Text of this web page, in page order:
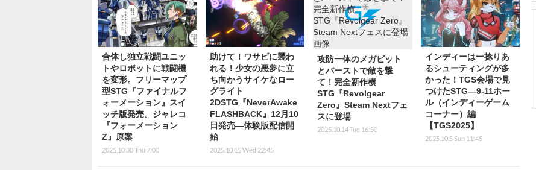
合体し独立戦闘ユニッ
トやロボットに戦闘機
を変形。フリーマップ
型STG『ファイナルフ
ォーメーション』スイ
ッチ版発売。ジャレコ
『フォーメーション
Z』原案
2025.10.30 Thu 7:00
助けて！ワサビに襲わ
れる！少女の悪夢に立
ち向かうサイケなロー
グライト
2DSTG『NeverAwake
FLASHBACK』12月10
日発売―体験版配信開
始
2025.10.15 Wed 22:45
攻防一体のメガビット
とバーストで敵を撃
て！完全新作横
STG『Revolgear
Zero』Steam Nextフェ
スに登場
2025.10.14 Tue 16:50
インディーは一捻りあ
るシューティングが多
かった！TGS会場で見
つけたSTG―9-11ホー
ル（インディーゲーム
コーナー）編
【TGS2025】
2025.10.5 Sun 11:45